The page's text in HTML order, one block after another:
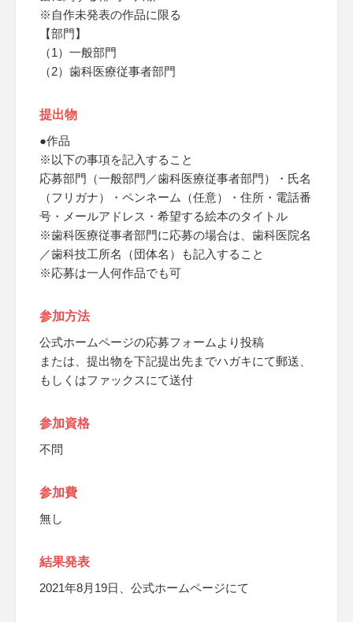
※自作未発表の作品に限る
【部門】
（1）一般部門
（2）歯科医療従事者部門
提出物
●作品
※以下の事項を記入すること
応募部門（一般部門／歯科医療従事者部門）・氏名
（フリガナ）・ペンネーム（任意）・住所・電話番
号・メールアドレス・希望する絵本のタイトル
※歯科医療従事者部門に応募の場合は、歯科医院名
／歯科技工所名（団体名）も記入すること
※応募は一人何作品でも可
参加方法
公式ホームページの応募フォームより投稿
または、提出物を下記提出先までハガキにて郵送、
もしくはファックスにて送付
参加資格
不問
参加費
無し
結果発表
2021年8月19日、公式ホームページにて